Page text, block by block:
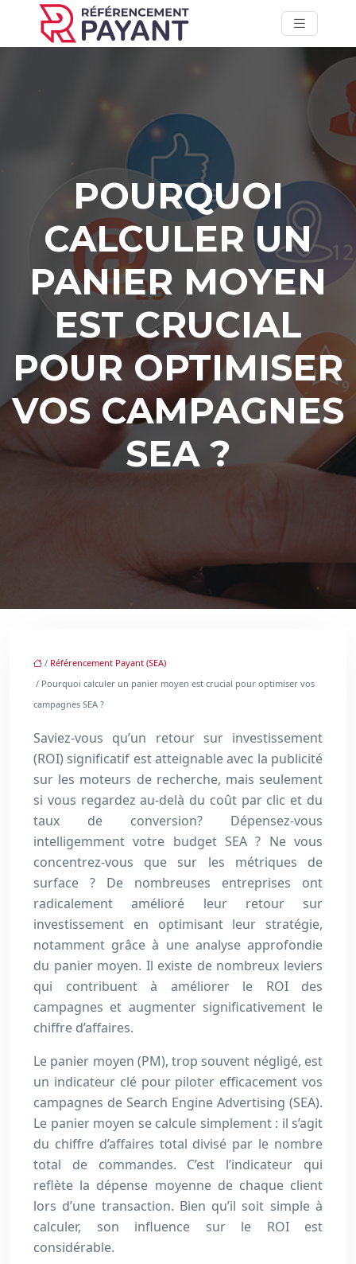
POURQUOI
CALCULER UN
PANIER MOYEN
EST CRUCIAL
POUR OPTIMISER
VOS CAMPAGNES
SEA ?
/ Référencement Payant (SEA)
/ Pourquoi calculer un panier moyen est crucial pour optimiser vos
campagnes SEA ?
Saviez-vous qu’un retour sur investissement
(ROI) significatif est atteignable avec la publicité
sur les moteurs de recherche, mais seulement
si vous regardez au-delà du coût par clic et du
taux de conversion? Dépensez-vous
intelligemment votre budget SEA ? Ne vous
concentrez-vous que sur les métriques de
surface ? De nombreuses entreprises ont
radicalement amélioré leur retour sur
investissement en optimisant leur stratégie,
notamment grâce à une analyse approfondie
du panier moyen. Il existe de nombreux leviers
qui contribuent à améliorer le ROI des
campagnes et augmenter significativement le
chiffre d’affaires.
Le panier moyen (PM), trop souvent négligé, est
un indicateur clé pour piloter efficacement vos
campagnes de Search Engine Advertising (SEA).
Le panier moyen se calcule simplement : il s’agit
du chiffre d’affaires total divisé par le nombre
total de commandes. C’est l’indicateur qui
reflète la dépense moyenne de chaque client
lors d’une transaction. Bien qu’il soit simple à
calculer, son influence sur le ROI est
considérable.